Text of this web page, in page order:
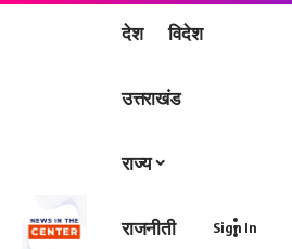
देश विदेश
उत्तराखंड
राज्य
राजनीती Sign In